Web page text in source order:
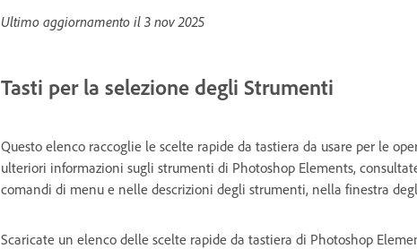
Ultimo aggiornamento il 3 nov 2025
Tasti per la selezione degli Strumenti
Questo elenco raccoglie le scelte rapide da tastiera da usare per le
ulteriori informazioni sugli strumenti di Photoshop Elements,
comandi di menu e nelle descrizioni degli strumenti, nella finestra
Scaricate un elenco delle scelte rapide da tastiera di Photoshop